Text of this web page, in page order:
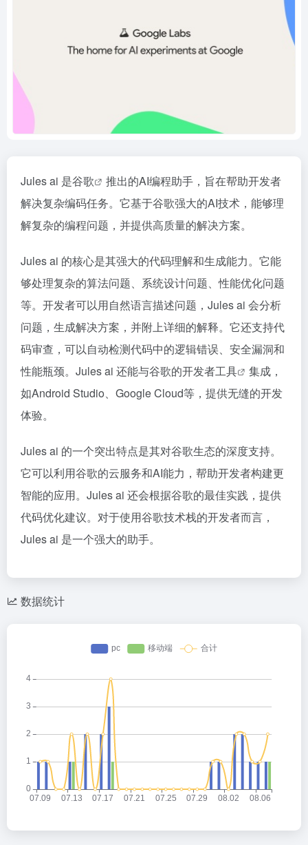
Jules ai 是谷歌
推出的AI编程助手，旨在帮助开发者
解决复杂编码任务。它基于谷歌强大的AI技术，能够理
解复杂的编程问题，并提供高质量的解决方案。
Jules ai 的核心是其强大的代码理解和生成能力。它能
够处理复杂的算法问题、系统设计问题、性能优化问题
等。开发者可以用自然语言描述问题，Jules ai 会分析
问题，生成解决方案，并附上详细的解释。它还支持代
码审查，可以自动检测代码中的逻辑错误、安全漏洞和
性能瓶颈。Jules ai 还能与谷歌的开发者工具
集成，
如Android Studio、Google Cloud等，提供无缝的开发
体验。
Jules ai 的一个突出特点是其对谷歌生态的深度支持。
它可以利用谷歌的云服务和AI能力，帮助开发者构建更
智能的应用。Jules ai 还会根据谷歌的最佳实践，提供
代码优化建议。对于使用谷歌技术栈的开发者而言，
Jules ai 是一个强大的助手。
数据统计